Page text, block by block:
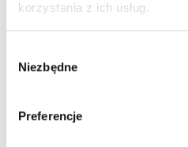
korzystania z ich usług.
zgody
Niezbędne
Preferencje